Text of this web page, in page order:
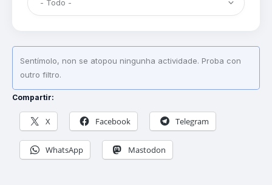
Sentímolo, non se atopou ningunha actividade. Proba con
outro filtro.
Compartir:
X Facebook Telegram
WhatsApp Mastodon